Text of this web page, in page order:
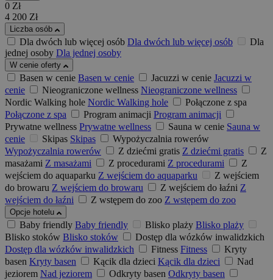
0 Zł
4 200 Zł
Liczba osób
Dla dwóch lub więcej osób Dla dwóch lub więcej osób
Dla
jednej osoby Dla jednej osoby
W cenie oferty
Basen w cenie Basen w cenie Jacuzzi w cenie Jacuzzi w
cenie
Nieograniczone wellness Nieograniczone wellness
Nordic Walking hole Nordic Walking hole
Połączone z spa
Połączone z spa
Program animacji Program animacji
Prywatne wellness Prywatne wellness Sauna w cenie Sauna w
cenie
Skipas Skipas
Wypożyczalnia rowerów
Wypożyczalnia rowerów
Z dziećmi gratis Z dziećmi gratis
Z
masażami Z masażami Z procedurami Z procedurami
Z
wejściem do aquaparku Z wejściem do aquaparku
Z wejściem
do browaru Z wejściem do browaru Z wejściem do łaźni Z
wejściem do łaźni
Z wstępem do zoo Z wstępem do zoo
Opcje hotelu
Baby friendly Baby friendly Blisko plaży Blisko plaży
Blisko stoków Blisko stoków
Dostęp dla wózków inwalidzkich
Dostęp dla wózków inwalidzkich
Fitness Fitness
Kryty
basen Kryty basen Kącik dla dzieci Kącik dla dzieci
Nad
jeziorem Nad jeziorem Odkryty basen Odkryty basen